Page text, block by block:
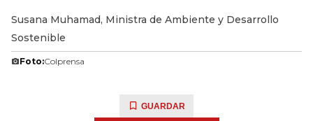
Susana Muhamad, Ministra de Ambiente y Desarrollo
Sostenible
Foto:Colprensa
GUARDAR